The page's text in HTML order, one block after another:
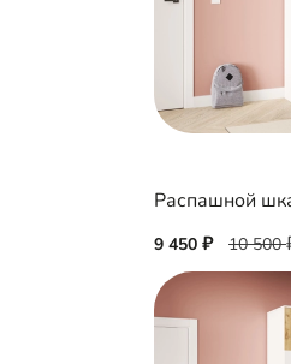
Распашной
9 450 10 500